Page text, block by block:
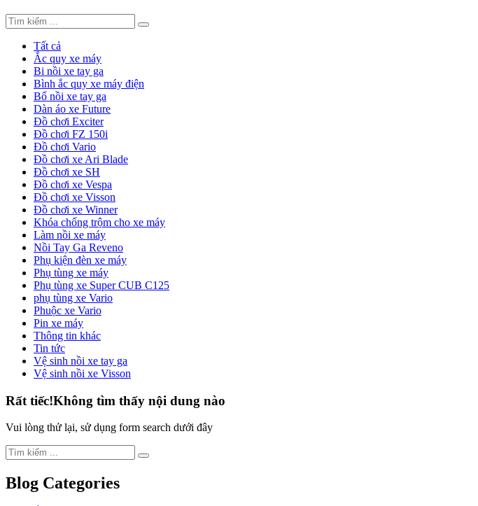
Tất cả
Ắc quy xe máy
Bi nồi xe tay ga
Bình ắc quy xe máy điện
Bố nồi xe tay ga
Dàn áo xe Future
Đồ chơi Exciter
Đồ chơi FZ 150i
Đồ chơi Vario
Đồ chơi xe Ari Blade
Đồ chơi xe SH
Đồ chơi xe Vespa
Đồ chơi xe Visson
Đồ chơi xe Winner
Khóa chống trộm cho xe máy
Làm nồi xe máy
Nồi Tay Ga Reveno
Phụ kiện đèn xe máy
Phụ tùng xe máy
Phụ tùng xe Super CUB C125
phụ tùng xe Vario
Phuộc xe Vario
Pin xe máy
Thông tin khác
Tin tức
Vệ sinh nồi xe tay ga
Vệ sinh nồi xe Visson
Rất tiếc!Không tìm thấy nội dung nào
Vui lòng thử lại, sử dụng form search dưới đây
Blog Categories